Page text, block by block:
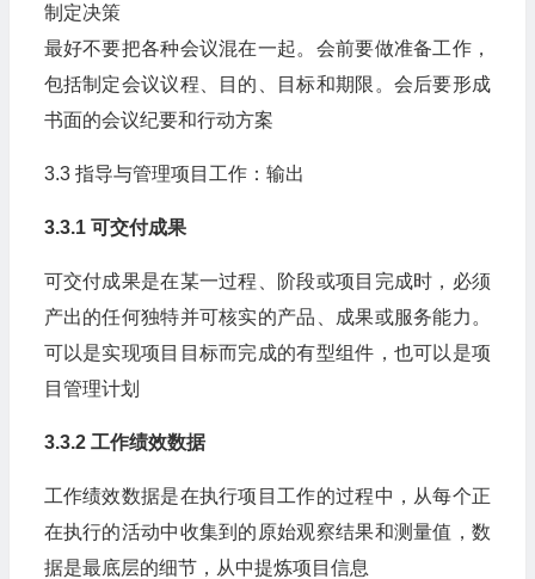
制定决策
最好不要把各种会议混在一起。会前要做准备工作，
包括制定会议议程、目的、目标和期限。会后要形成
书面的会议纪要和行动方案
3.3 指导与管理项目工作：输出
3.3.1 可交付成果
可交付成果是在某一过程、阶段或项目完成时，必须
产出的任何独特并可核实的产品、成果或服务能力。
可以是实现项目目标而完成的有型组件，也可以是项
目管理计划
3.3.2 工作绩效数据
工作绩效数据是在执行项目工作的过程中，从每个正
在执行的活动中收集到的原始观察结果和测量值，数
据是最底层的细节，从中提炼项目信息